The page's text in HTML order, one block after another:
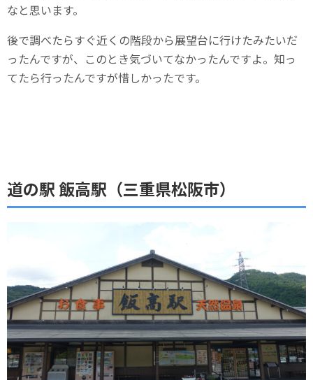
なと思います。
後で調べたらすぐ近くの階段から展望台に行けたみたいだ
ったんですが、このとき気づいてなかったんですよ。知っ
てたら行ったんですが惜しかったです。
道の駅 飯高駅（三重県松阪市）